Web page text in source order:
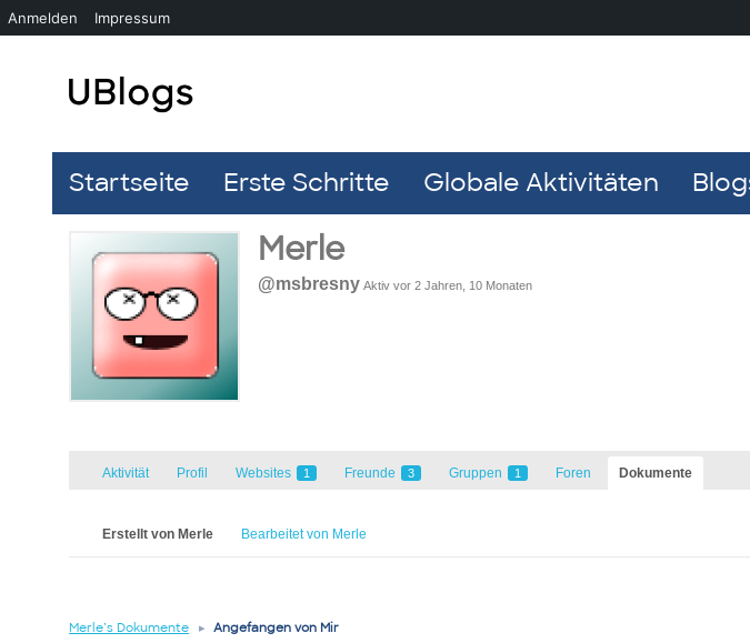
Startseite Erste Schritte Globale Aktivitäten
Merle
@msbresny Aktiv vor 2 Jahren, 10 Monaten
Aktivität Profil Websites 1 Freunde 3 Gruppen 1 Foren Dokumente
Erstellt von Merle Bearbeitet von Merle
Merle’s Dokumente ▸ Angefangen von Mir
Anmelden Impressum